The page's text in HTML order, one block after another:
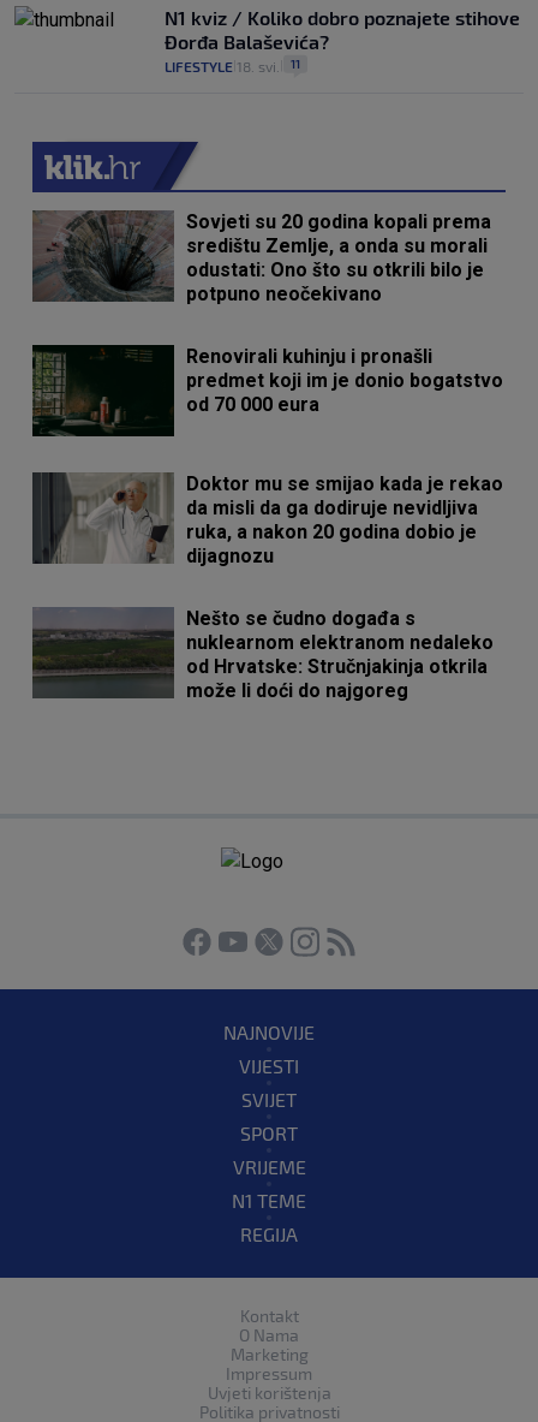
N1 kviz / Koliko dobro poznajete stihove
Đorđa Balaševića?
LIFESTYLE 18. svi. 11
Sovjeti su 20 godina kopali prema
središtu Zemlje, a onda su morali
odustati: Ono što su otkrili bilo je
potpuno neočekivano
Renovirali kuhinju i pronašli
predmet koji im je donio bogatstvo
od 70 000 eura
Doktor mu se smijao kada je rekao
da misli da ga dodiruje nevidljiva
ruka, a nakon 20 godina dobio je
dijagnozu
Nešto se čudno događa s
nuklearnom elektranom nedaleko
od Hrvatske: Stručnjakinja otkrila
može li doći do najgoreg
NAJNOVIJE
VIJESTI
SVIJET
SPORT
VRIJEME
N1 TEME
REGIJA
Kontakt
O Nama
Marketing
Impressum
Uvjeti korištenja
Politika privatnosti